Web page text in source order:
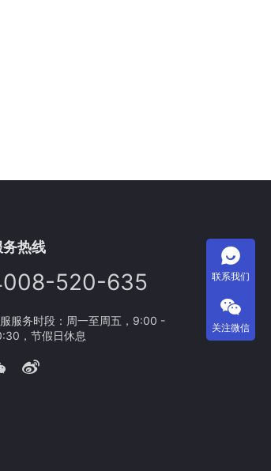
务热线
520-635
服务时段：周一至周五，9:00 -
，节假日休息
联系我们
关注微信